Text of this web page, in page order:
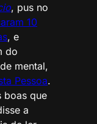
, pus no
10
, e
do
mental,
Pessoa.
boas que
a